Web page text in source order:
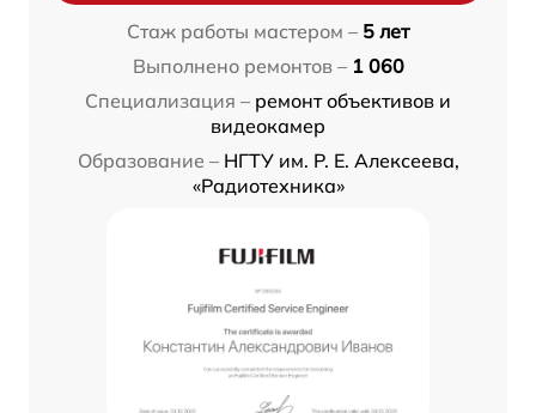
Стаж работы мастером – 5 лет
Выполнено ремонтов – 1 060
Специализация – ремонт объективов и
видеокамер
Образование – НГТУ им. Р. Е. Алексеева,
«Радиотехника»